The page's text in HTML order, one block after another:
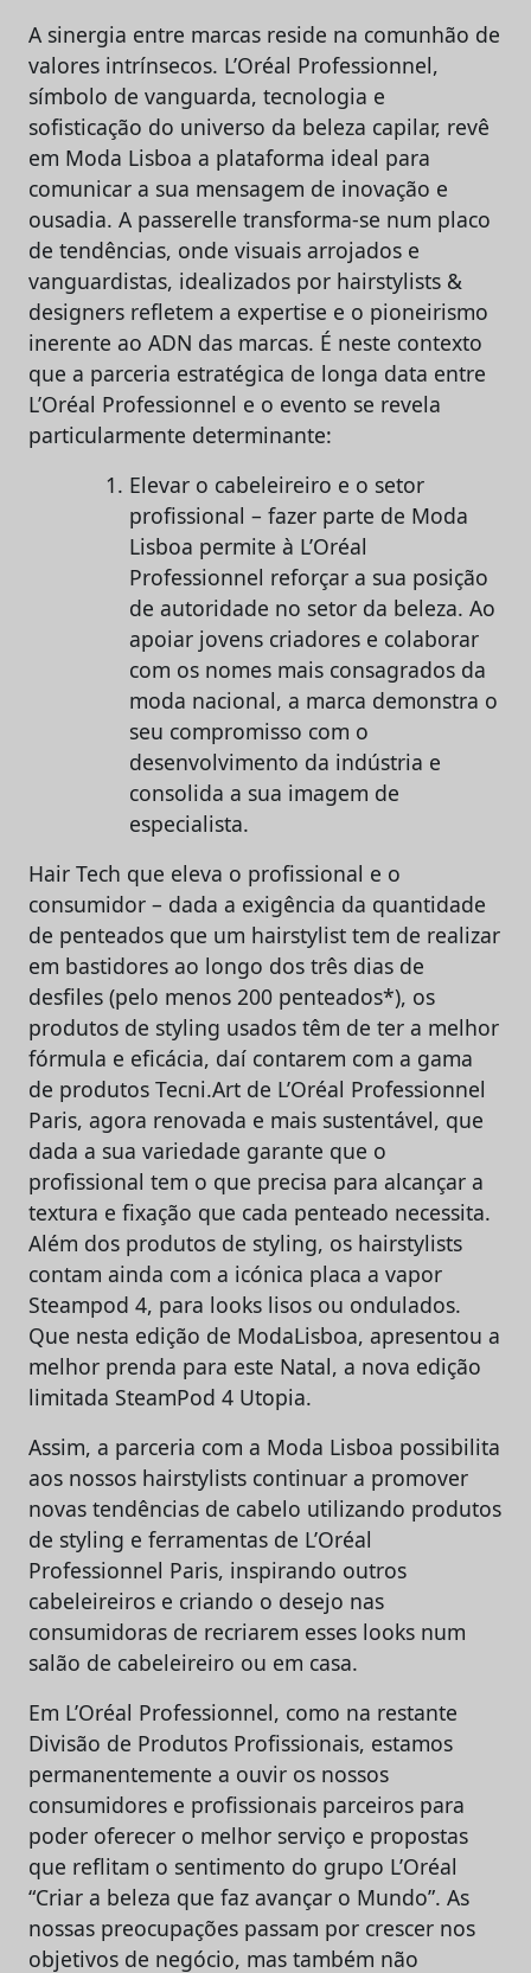
A sinergia entre marcas reside na comunhão de
valores intrínsecos. L’Oréal Professionnel,
símbolo de vanguarda, tecnologia e
sofisticação do universo da beleza capilar, revê
em Moda Lisboa a plataforma ideal para
comunicar a sua mensagem de inovação e
ousadia. A passerelle transforma-se num placo
de tendências, onde visuais arrojados e
vanguardistas, idealizados por hairstylists &
designers refletem a expertise e o pioneirismo
inerente ao ADN das marcas. É neste contexto
que a parceria estratégica de longa data entre
L’Oréal Professionnel e o evento se revela
particularmente determinante:
Elevar o cabeleireiro e o setor
profissional – fazer parte de Moda
Lisboa permite à L’Oréal
Professionnel reforçar a sua posição
de autoridade no setor da beleza. Ao
apoiar jovens criadores e colaborar
com os nomes mais consagrados da
moda nacional, a marca demonstra o
seu compromisso com o
desenvolvimento da indústria e
consolida a sua imagem de
especialista.
Hair Tech que eleva o profissional e o
consumidor – dada a exigência da quantidade
de penteados que um hairstylist tem de realizar
em bastidores ao longo dos três dias de
desfiles (pelo menos 200 penteados*), os
produtos de styling usados têm de ter a melhor
fórmula e eficácia, daí contarem com a gama
de produtos Tecni.Art de L’Oréal Professionnel
Paris, agora renovada e mais sustentável, que
dada a sua variedade garante que o
profissional tem o que precisa para alcançar a
textura e fixação que cada penteado necessita.
Além dos produtos de styling, os hairstylists
contam ainda com a icónica placa a vapor
Steampod 4, para looks lisos ou ondulados.
Que nesta edição de ModaLisboa, apresentou a
melhor prenda para este Natal, a nova edição
limitada SteamPod 4 Utopia.
Assim, a parceria com a Moda Lisboa possibilita
aos nossos hairstylists continuar a promover
novas tendências de cabelo utilizando produtos
de styling e ferramentas de L’Oréal
Professionnel Paris, inspirando outros
cabeleireiros e criando o desejo nas
consumidoras de recriarem esses looks num
salão de cabeleireiro ou em casa.
Em L’Oréal Professionnel, como na restante
Divisão de Produtos Profissionais, estamos
permanentemente a ouvir os nossos
consumidores e profissionais parceiros para
poder oferecer o melhor serviço e propostas
que reflitam o sentimento do grupo L’Oréal
“Criar a beleza que faz avançar o Mundo”. As
nossas preocupações passam por crescer nos
objetivos de negócio, mas também não